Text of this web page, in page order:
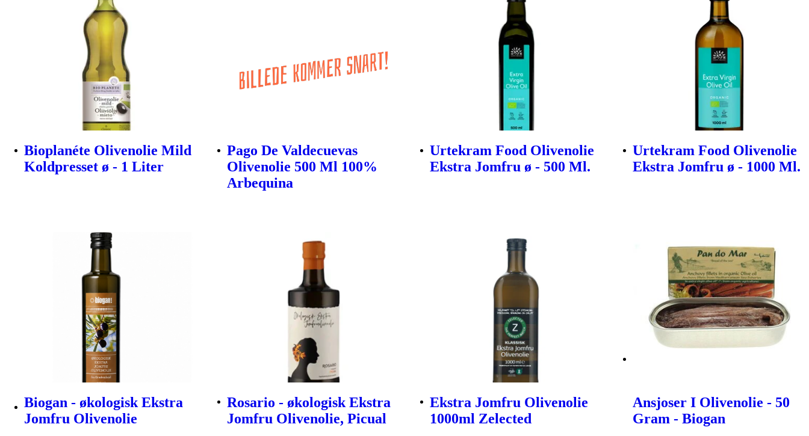
Bioplanéte Olivenolie Mild
Koldpresset ø - 1 Liter
Pago De Valdecuevas
Olivenolie 500 Ml 100%
Arbequina
Urtekram Food Olivenolie
Ekstra Jomfru ø - 500 Ml.
Urtekram Food Olivenolie
Ekstra Jomfru ø - 1000 Ml.
Biogan - økologisk Ekstra
Jomfru Olivenolie
Rosario - økologisk Ekstra
Jomfru Olivenolie, Picual
Ekstra Jomfru Olivenolie
1000ml Zelected
Ansjoser I Olivenolie - 50
Gram - Biogan